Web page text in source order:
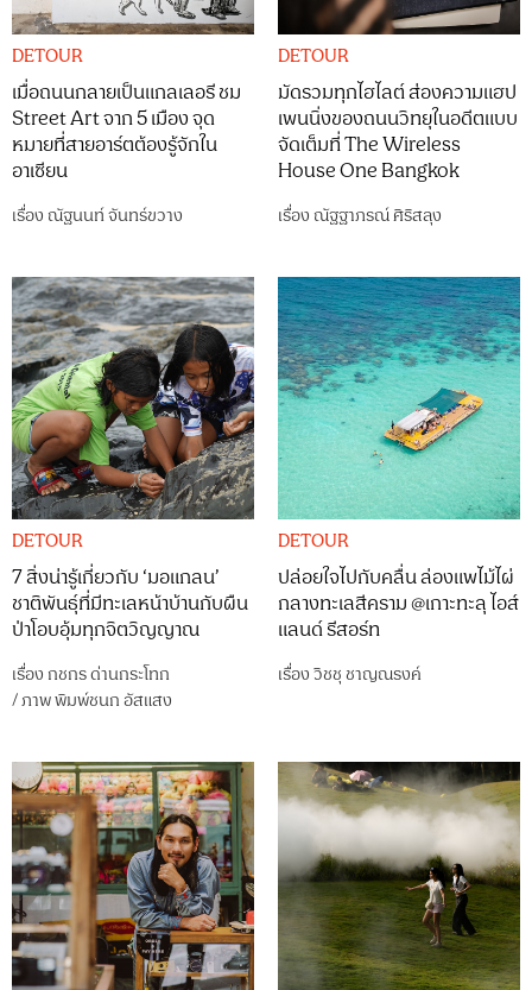
DETOUR
เมื่อถนนกลายเป็นแกลเลอรี ชม
Street Art จาก 5 เมือง จุด
หมายที่สายอาร์ตต้องรู้จักใน
อาเซียน
เรื่องณัฐนนท์ จันทร์ขวาง
DETOUR
มัดรวมทุกไฮไลต์ ส่องความแฮป
เพนนิ่งของถนนวิทยุในอดีตแบบ
จัดเต็มที่ The Wireless
House One Bangkok
เรื่องณัฐฐาภรณ์ ศิริสลุง
DETOUR
7 สิ่งน่ารู้เกี่ยวกับ ‘มอแกลน’
ชาติพันธุ์ที่มีทะเลหน้าบ้านกับผืน
ป่าโอบอุ้มทุกจิตวิญญาณ
เรื่อง กชกร ด่านกระโทก
/ภาพพิมพ์ชนก อัสแสง
DETOUR
ปล่อยใจไปกับคลื่น ล่องแพไม้ไผ่
กลางทะเลสีคราม @เกาะทะลุ ไอส์
แลนด์ รีสอร์ท
เรื่องวิชชุ ชาญณรงค์